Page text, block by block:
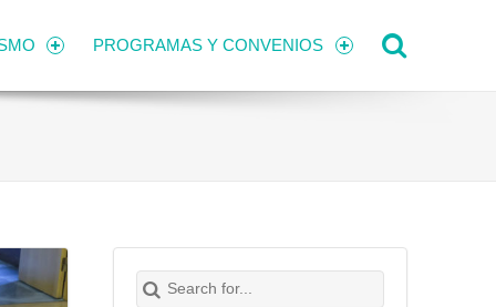
PROGRAMAS Y CONVENIOS
Search for:
Buscar